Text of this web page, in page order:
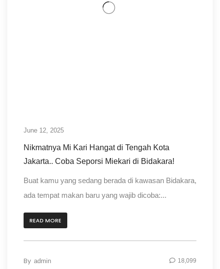
June 12, 2025
Nikmatnya Mi Kari Hangat di Tengah Kota
Jakarta.. Coba Seporsi Miekari di Bidakara!
Buat kamu yang sedang berada di kawasan Bidakara,
ada tempat makan baru yang wajib dicoba:...
READ MORE
By admin 18,099